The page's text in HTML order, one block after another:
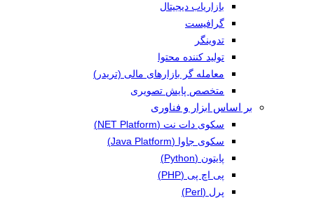
بازاریاب دیجیتال
گرافیست
تدوینگر
تولید کننده محتوا
معامله گر بازارهای مالی (تریدر)
متخصص پایش تصویری
بر اساس ابزار و فناوری
سکوی دات نت (NET Platform)
سکوی جاوا (Java Platform)
پایتون (Python)
پی اچ پی (PHP)
پرل (Perl)